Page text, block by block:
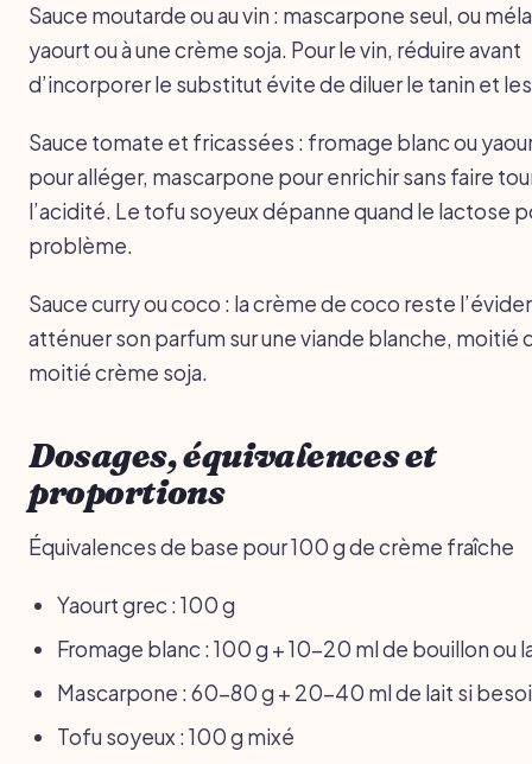
Sauce moutarde ou au vin : mascarpone seul, ou
yaourt ou à une crème soja. Pour le vin, réduire avant
d’incorporer le substitut évite de diluer le tanin et
Sauce tomate et fricassées : fromage blanc ou
pour alléger, mascarpone pour enrichir sans faire
l’acidité. Le tofu soyeux dépanne quand le lactose
problème.
Sauce curry ou coco : la crème de coco reste
atténuer son parfum sur une viande blanche, moitié
moitié crème soja.
Dosages, équivalences et
proportions
Équivalences de base pour 100 g de crème fraîche
Yaourt grec : 100 g
Fromage blanc : 100 g + 10-20 ml de bouillon ou
Mascarpone : 60-80 g + 20-40 ml de lait si
Tofu soyeux : 100 g mixé